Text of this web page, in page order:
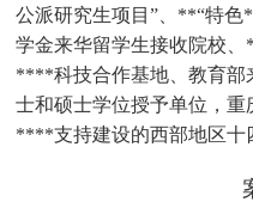
公派研究生项目”、**“特
学金来华留学生接收院校、
****科技合作基地、教育部
士和硕士学位授予单位，重
****支持建设的西部地区十